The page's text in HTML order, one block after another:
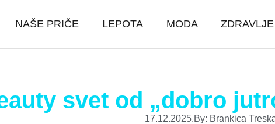
NAŠE PRIČE LEPOTA MODA ZDRAVLJE
svet od „dobro
17.12.2025.By: Brankica